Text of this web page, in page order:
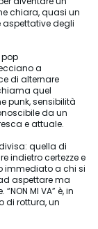
chiara, quasi un
aspettative degli
pop
a
di alternare
quel
punk, sensibilità
da un
e attuale.
quella di
indietro certezze e
immediato a chi si
aspettare ma
MI VA” è, in
di rottura, un